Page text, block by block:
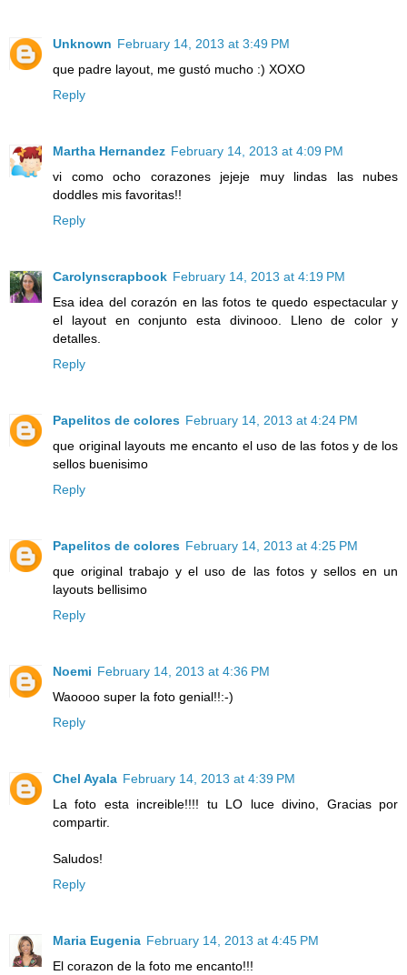
Unknown February 14, 2013 at 3:49 PM
que padre layout, me gustó mucho :) XOXO
Reply
Martha Hernandez February 14, 2013 at 4:09 PM
vi como ocho corazones jejeje muy lindas las nubes
doddles mis favoritas!!
Reply
Carolynscrapbook February 14, 2013 at 4:19 PM
Esa idea del corazón en las fotos te quedo espectacular y
el layout en conjunto esta divinooo. Lleno de color y
detalles.
Reply
Papelitos de colores February 14, 2013 at 4:24 PM
que original layouts me encanto el uso de las fotos y de los
sellos buenisimo
Reply
Papelitos de colores February 14, 2013 at 4:25 PM
que original trabajo y el uso de las fotos y sellos en un
layouts bellisimo
Reply
Noemi February 14, 2013 at 4:36 PM
Waoooo super la foto genial!!:-)
Reply
Chel Ayala February 14, 2013 at 4:39 PM
La foto esta increible!!!! tu LO luce divino, Gracias por
compartir.
Saludos!
Reply
Maria Eugenia February 14, 2013 at 4:45 PM
El corazon de la foto me encanto!!!